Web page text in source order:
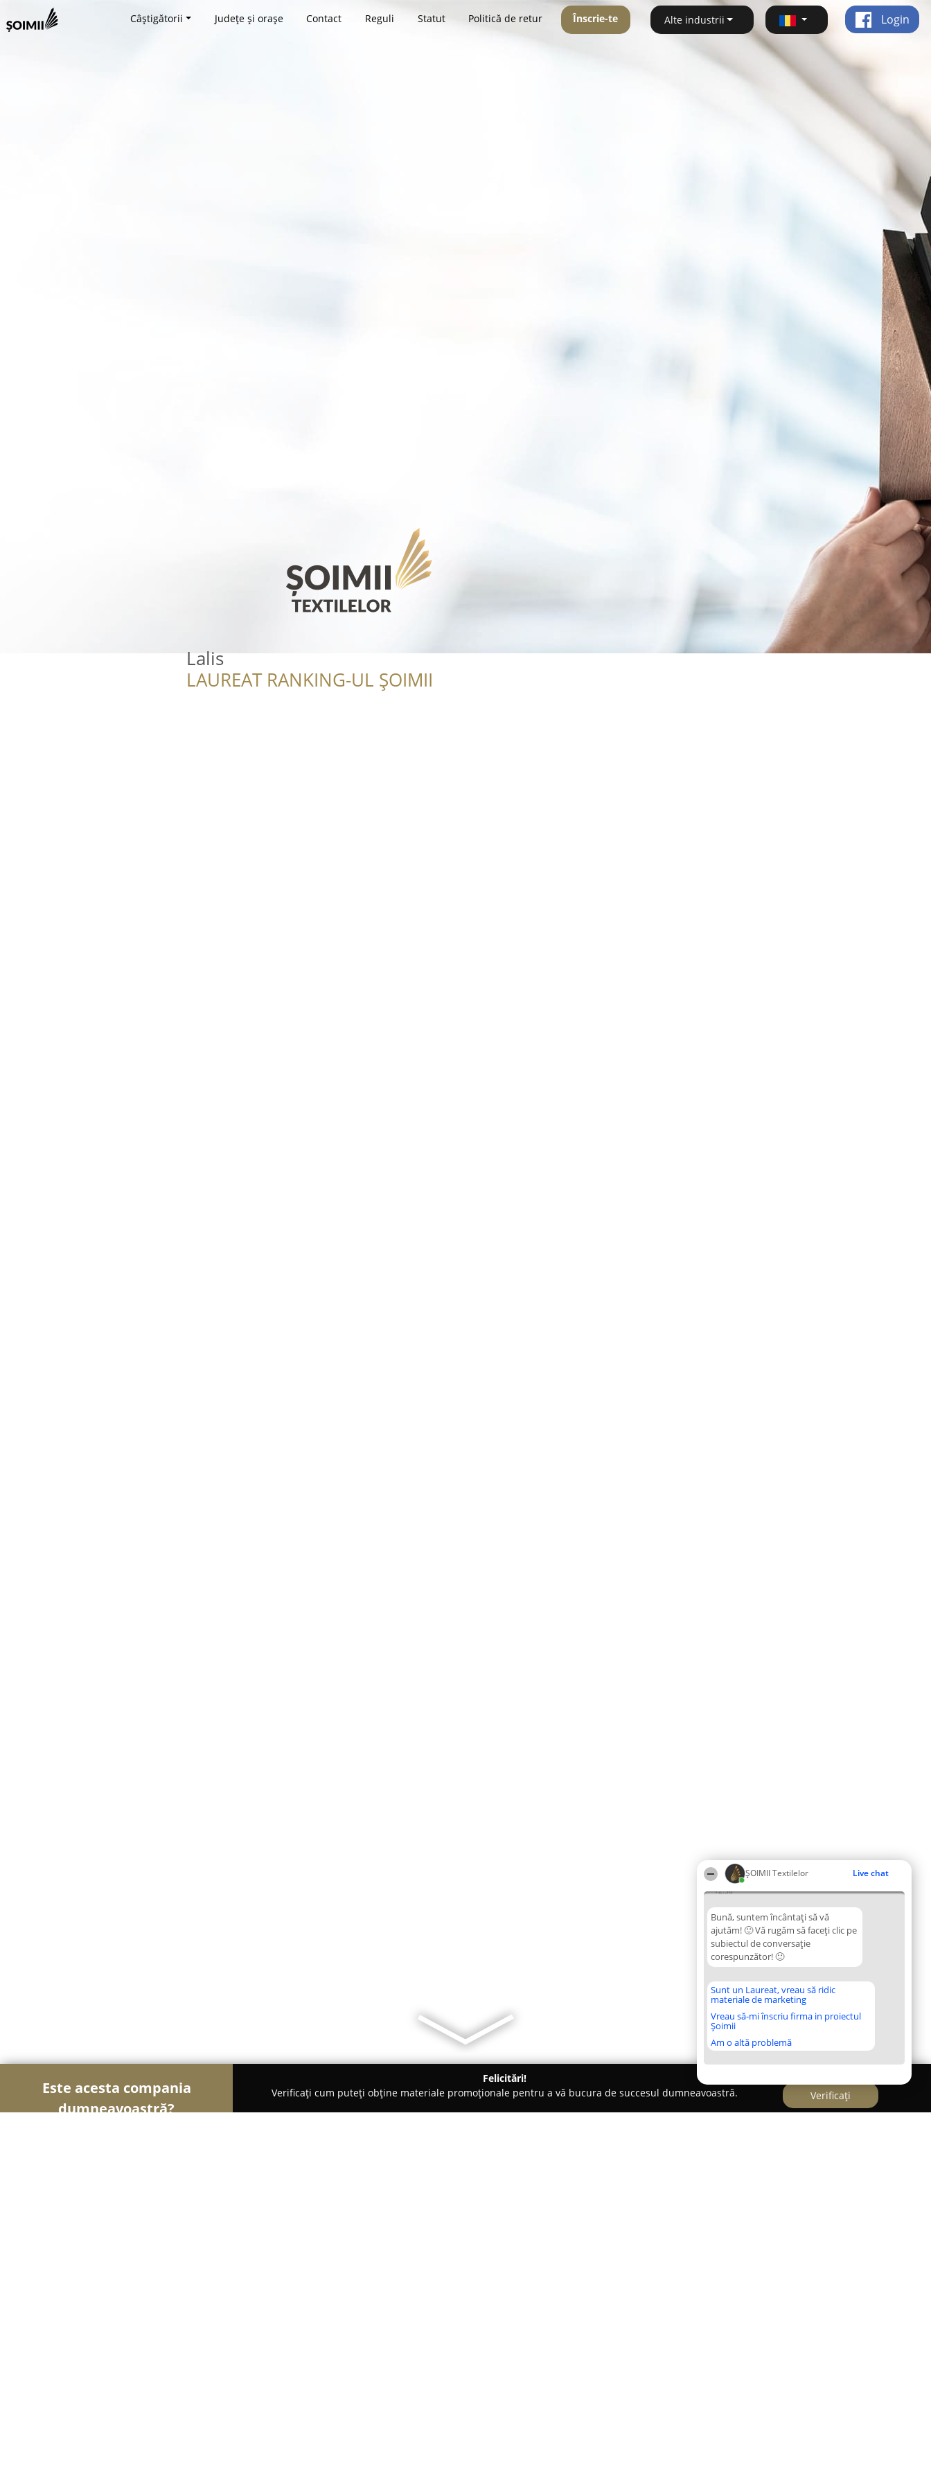
ȘOIMII Textilelor Live chat
12:58
Bună, suntem încântați să vă
ajutăm! 🙂 Vă rugăm să faceți clic pe
subiectul de conversație
corespunzător! 🙂
Sunt un Laureat, vreau să ridic
materiale de marketing
Vreau să-mi înscriu firma in proiectul
Șoimii
Am o altă problemă
Câștigătorii Județe și orașe Contact Reguli Statut Politică de retur Înscrie-te Alte industrii Login
Lalis
LAUREAT RANKING-UL ȘOIMII
Este acesta compania
dumneavoastră?
Felicitări!
Verificați cum puteți obține materiale promoționale pentru a vă bucura de succesul dumneavoastră.
Verificați